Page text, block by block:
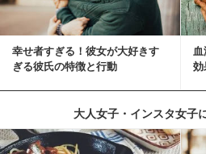
幸せ者すぎる！彼女が大好きす
ぎる彼氏の特徴と行動
血
効
大人女子・インスタ女子